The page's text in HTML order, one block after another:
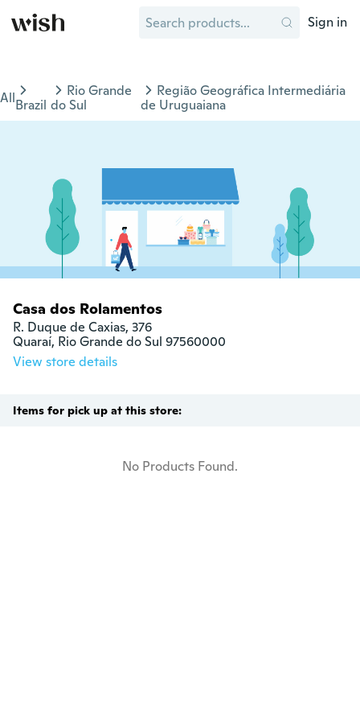
Sign in
AllBrazil
Rio Grande
do Sul
Região Geográfica Intermediária
de Uruguaiana
Casa dos Rolamentos
R. Duque de Caxias, 376
Quaraí, Rio Grande do Sul 97560000
View store details
Items for pick up at this store:
No Products Found.